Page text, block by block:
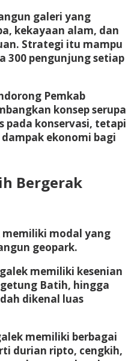
galeri yang
kekayaan alam, dan
Strategi itu mampu
300 pengunjung setiap
Pemkab
konsep serupa
pada konservasi, tetapi
ekonomi bagi
Bergerak
modal yang
geopark.
memiliki kesenian
Batih, hingga
dikenal luas
memiliki berbagai
durian ripto, cengkih,